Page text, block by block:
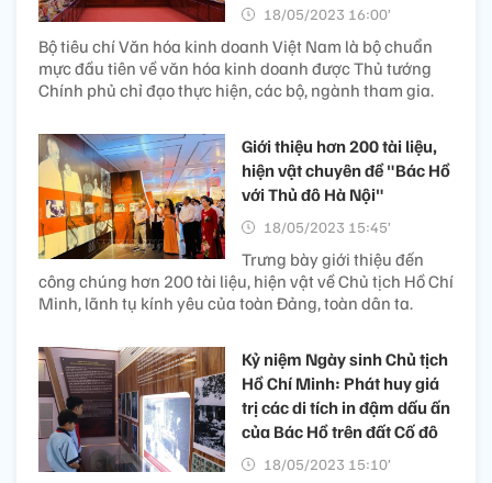
18/05/2023 16:00’
Bộ tiêu chí Văn hóa kinh doanh Việt Nam là bộ chuẩn
mực đầu tiên về văn hóa kinh doanh được Thủ tướng
Chính phủ chỉ đạo thực hiện, các bộ, ngành tham gia.
Giới thiệu hơn 200 tài liệu,
hiện vật chuyên đề "Bác Hồ
với Thủ đô Hà Nội"
18/05/2023 15:45’
Trưng bày giới thiệu đến
công chúng hơn 200 tài liệu, hiện vật về Chủ tịch Hồ Chí
Minh, lãnh tụ kính yêu của toàn Đảng, toàn dân ta.
Kỷ niệm Ngày sinh Chủ tịch
Hồ Chí Minh: Phát huy giá
trị các di tích in đậm dấu ấn
của Bác Hồ trên đất Cố đô
18/05/2023 15:10’